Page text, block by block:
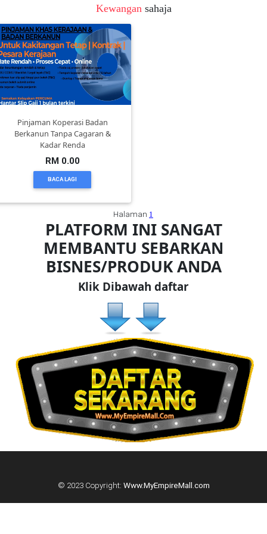
Kewangan sahaja
Pinjaman Koperasi Badan
Berkanun Tanpa Cagaran &
Kadar Renda
RM 0.00
BACA LAGI
Halaman 1
PLATFORM INI SANGAT
MEMBANTU SEBARKAN
BISNES/PRODUK ANDA
Klik Dibawah daftar
FESYEN
WANITA(0)
KECANTIKAN(7)
FESYEN
LELAKI(0)
MINYAK
WANGI(8)
PENDIDIKAN(19)
ARTIKEL(14)
PEMBORONG(2)
© 2023 Copyright: Www.MyEmpireMall.com